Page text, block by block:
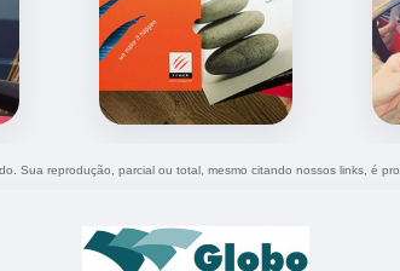
Sua reprodução, parcial ou total, mesmo citando nossos links, é